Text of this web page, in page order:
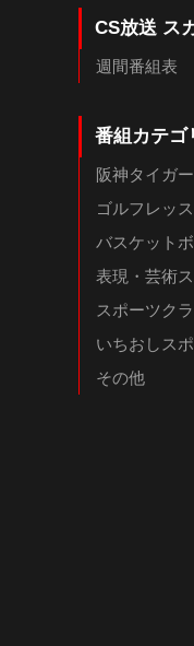
CS放送 ス
週間番組表
番組カテゴ
阪神タイガ
ゴルフレッ
バスケット
表現・芸術
スポーツク
いちおしス
その他